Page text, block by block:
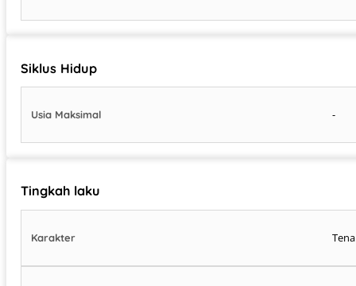
Siklus Hidup
Usia Maksimal -
Tingkah laku
Karakter